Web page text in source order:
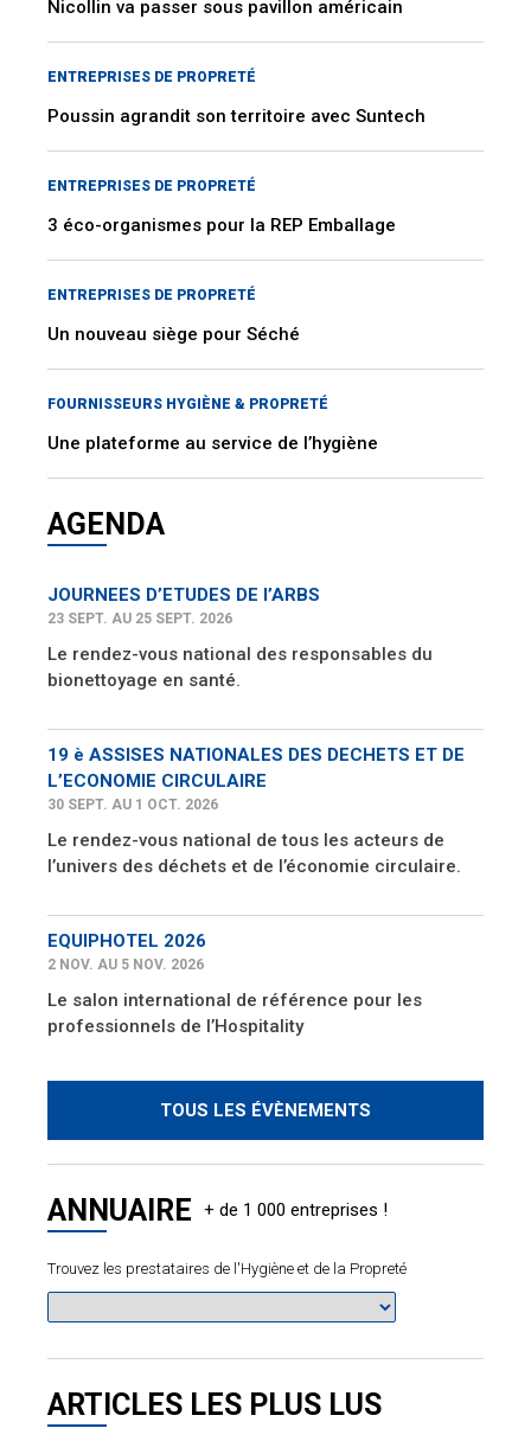
Nicollin va passer sous pavillon américain
ENTREPRISES DE PROPRETÉ
Poussin agrandit son territoire avec Suntech
ENTREPRISES DE PROPRETÉ
3 éco-organismes pour la REP Emballage
ENTREPRISES DE PROPRETÉ
Un nouveau siège pour Séché
FOURNISSEURS HYGIÈNE & PROPRETÉ
Une plateforme au service de l’hygiène
AGENDA
JOURNEES D’ETUDES DE l’ARBS
23 SEPT. AU 25 SEPT. 2026
Le rendez-vous national des responsables du
bionettoyage en santé.
19 è ASSISES NATIONALES DES DECHETS ET DE
L’ECONOMIE CIRCULAIRE
30 SEPT. AU 1 OCT. 2026
Le rendez-vous national de tous les acteurs de
l’univers des déchets et de l’économie circulaire.
EQUIPHOTEL 2026
2 NOV. AU 5 NOV. 2026
Le salon international de référence pour les
professionnels de l’Hospitality
TOUS LES ÉVÈNEMENTS
ANNUAIRE
Trouvez les prestataires de l'Hygiène et de la Propreté
ARTICLES LES PLUS LUS